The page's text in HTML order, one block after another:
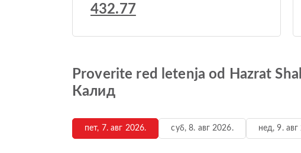
432.77
Proverite red letenja od Hazrat
Калид
пет, 7. авг 2026. суб, 8. авг 2026. нед, 9. авг